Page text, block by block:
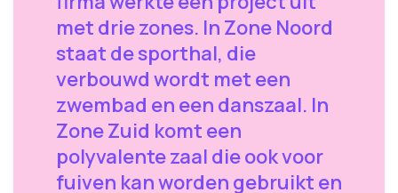
met drie zones. In Zone Noord
staat de sporthal, die
verbouwd wordt met een
zwembad en een danszaal. In
Zone Zuid komt een
polyvalente zaal die ook voor
fuiven kan worden gebruikt en